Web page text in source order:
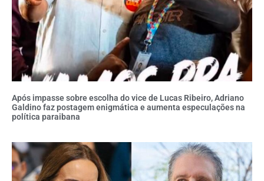
Após impasse sobre escolha do vice de Lucas Ribeiro, Adriano
Galdino faz postagem enigmática e aumenta especulações na
política paraibana